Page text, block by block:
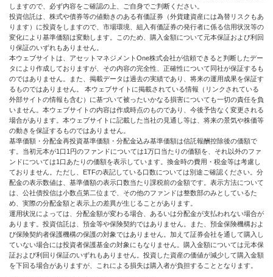
しますので、必ず内容をご確認の上、ご自身でご判断ください。
投資信託は、株式や債券等の値動きのある有価証券（外貨建資産には為替リスクもあ
ります）に投資をしますので、市場環境、組入有価証券の発行者に係る信用状況等の
変化により基準価額は変動します。このため、購入金額について元本保証および利回
り保証のいずれもありません。
本ウェブサイトは、アセットマネジメントOne株式会社が信頼できると判断したデー
タにより作成しておりますが、その内容の完全性、正確性について同社が保証するも
のではありません。また、掲載データは過去の実績であり、将来の運用成果を保証す
るものではありません。 本ウェブサイトに掲載されている情報（リンクされている
外部サイトの情報も含む）に基づいて被ったいかなる損害についても一切の責任を負
いません。本ウェブサイトの内容は作成時点のものであり、今後予告なく変更される
場合があります。本ウェブサイトに記載した当社の見通し等は、将来の景気や株価等
の動きを保証するものではありません。
基準価額・分配金再投資基準価額・分配金込み基準価額は信託報酬控除後の価額で
す。当初元本が1口1円のファンドについては1万口当たりの価額を、それ以外のファ
ンドについては1口あたりの価額を表示しています。換金時の費用・税金等は考慮し
ておりません。ただし、ETFの表記している口数については別途ご確認ください。分
配金の表示数値は、基準価額の表示口数当たり課税前の金額です。表示方法について
は、公社債投信は小数点第二位まで、その他のファンドは整数部のみとしているた
め、実際の分配金額と表示上の差異が生じることがあります。
運用状況によっては、分配金額が変わる場合、あるいは分配金が支払われない場合が
あります。投資信託は、預金等や保険契約ではありません。また、預金保険機構およ
び保険契約者保護機構の保護の対象ではありません。加えて証券会社を通して購入し
ていない場合には投資者保護基金の対象にもなりません。購入金額については元本保
証および利回り保証のいずれもありません。投資した資産の価値が減少して購入金額
を下回る場合がありますが、これによる損失は購入者が負担することとなります。